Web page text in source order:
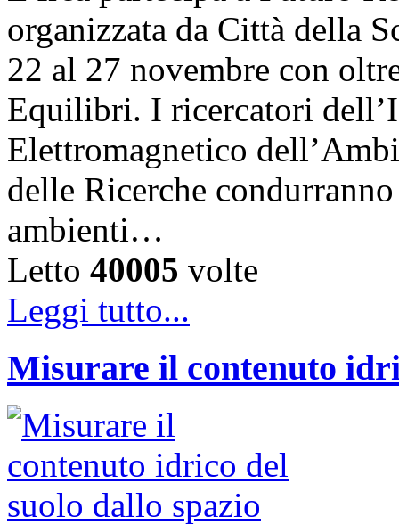
organizzata da Città della
22 al 27 novembre con
Equilibri. I ricercatori
Elettromagnetico
delle Ricerche
ambienti…
Letto 40005 volte
Leggi tutto...
Misurare il contenuto